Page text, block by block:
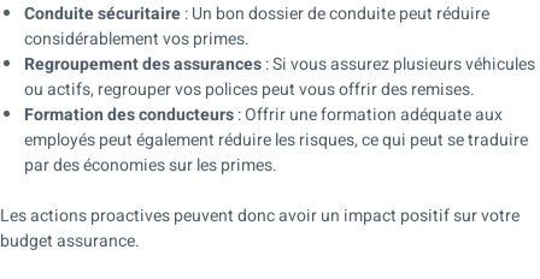
Conduite sécuritaire: Un bon dossier de conduite peut réduire
considérablement vos primes.
Regroupement des assurances: Si vous assurez plusieurs véhicules
ou actifs, regrouper vos polices peut vous offrir des remises.
Formation des conducteurs: Offrir une formation adéquate aux
employés peut également réduire les risques, ce qui peut se traduire
par des économies sur les primes.
Les actions proactives peuvent donc avoir un impact positif sur votre
budget assurance.